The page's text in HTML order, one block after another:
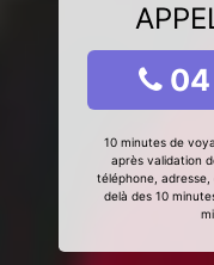
04
10 minutes de
après validation
téléphone,
delà des 10